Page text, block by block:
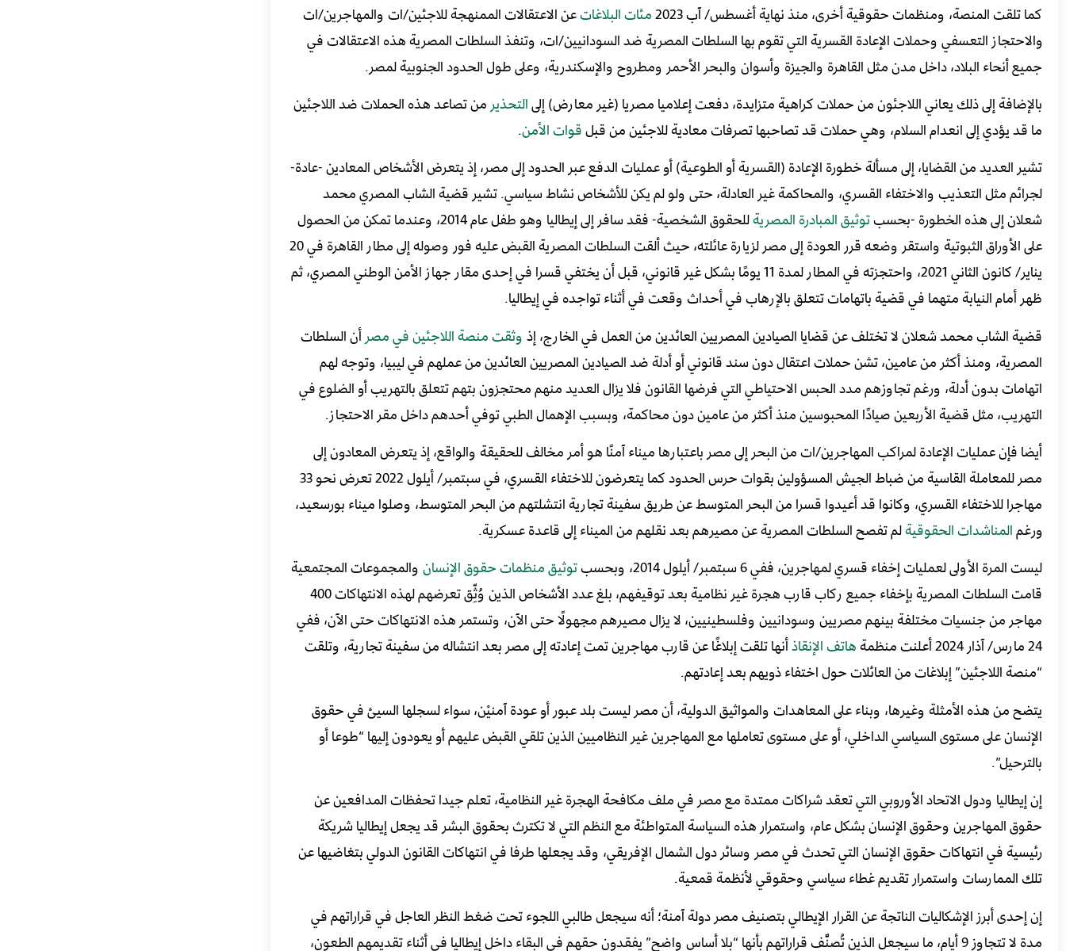
كما تلقت المنصة، ومنظمات حقوقية أخرى، منذ نهاية أغسطس/ آب 2023
مئات البلاغاتعن الاعتقالات الممنهجة للاجئين/ات والمهاجرين/ات
والاحتجاز التعسفي وحملات الإعادة القسرية التي تقوم بها السلطات المصرية ضد السودانيين/ات، وتنفذ السلطات المصرية هذه الاعتقالات في
جميع أنحاء البلاد، داخل مدن مثل القاهرة والجيزة وأسوان والبحر الأحمر ومطروح والإسكندرية، وعلى طول الحدود الجنوبية لمصر.
بالإضافة إلى ذلك يعاني اللاجئون من حملات كراهية متزايدة، دفعت إعلاميا مصريا (غير معارض) إلىالتحذيرمن تصاعد هذه الحملات ضد اللاجئين
ما قد يؤدي إلى انعدام السلام، وهي حملات قد تصاحبها تصرفات معادية للاجئين من قبلقوات الأمن.
تشير العديد من القضايا، إلى مسألة خطورة الإعادة (القسرية أو الطوعية) أو عمليات الدفع عبر الحدود إلى مصر، إذ يتعرض الأشخاص المعادين -عادة-
لجرائم مثل التعذيب والاختفاء القسري، والمحاكمة غير العادلة، حتى ولو لم يكن للأشخاص نشاط سياسي. تشير قضية الشاب المصري محمد
شعلان إلى هذه الخطورة -بحسبتوثيق المبادرة المصرية
للحقوق الشخصية- فقد سافر إلى إيطاليا وهو طفل عام 2014، وعندما تمكن من الحصول
على الأوراق الثبوتية واستقر وضعه قرر العودة إلى مصر لزيارة عائلته، حيث ألقت السلطات المصرية القبض عليه فور وصوله إلى مطار القاهرة في 20
يناير/ كانون الثاني 2021، واحتجزته في المطار لمدة 11 يومًا بشكل غير قانوني، قبل أن يختفي قسرا في إحدى مقار جهاز الأمن الوطني المصري، ثم
ظهر أمام النيابة متهما في قضية باتهامات تتعلق بالإرهاب في أحداث وقعت في أثناء تواجده في إيطاليا.
قضية الشاب محمد شعلان لا تختلف عن قضايا الصيادين المصريين العائدين من العمل في الخارج، إذوثقت منصة اللاجئين في مصرأن السلطات
المصرية، ومنذ أكثر من عامين، تشن حملات اعتقال دون سند قانوني أو أدلة ضد الصيادين المصريين العائدين من عملهم في ليبيا، وتوجه لهم
اتهامات بدون أدلة، ورغم تجاوزهم مدد الحبس الاحتياطي التي فرضها القانون فلا يزال العديد منهم محتجزون بتهم تتعلق بالتهريب أو الضلوع في
التهريب، مثل قضية الأربعين صيادًا المحبوسين منذ أكثر من عامين دون محاكمة، وبسبب الإهمال الطبي توفي أحدهم داخل مقر الاحتجاز.
أيضا فإن عمليات الإعادة لمراكب المهاجرين/ات من البحر إلى مصر باعتبارها ميناء آمنًا هو أمر مخالف للحقيقة والواقع، إذ يتعرض المعادون إلى
مصر للمعاملة القاسية من ضباط الجيش المسؤولين بقوات حرس الحدود كما يتعرضون للاختفاء القسري، في سبتمبر/ أيلول 2022 تعرض نحو 33
مهاجرا للاختفاء القسري، وكانوا قد أعيدوا قسرا من البحر المتوسط عن طريق سفينة تجارية انتشلتهم من البحر المتوسط، وصلوا ميناء بورسعيد،
ورغمالمناشدات الحقوقيةلم تفصح السلطات المصرية عن مصيرهم بعد نقلهم من الميناء إلى قاعدة عسكرية.
ليست المرة الأولى لعمليات إخفاء قسري لمهاجرين، ففي 6 سبتمبر/ أيلول 2014، وبحسب
توثيق منظمات حقوق الإنسانوالمجموعات المجتمعية
قامت السلطات المصرية بإخفاء جميع ركاب قارب هجرة غير نظامية بعد توقيفهم، بلغ عدد الأشخاص الذين وُثِّق تعرضهم لهذه الانتهاكات 400
مهاجر من جنسيات مختلفة بينهم مصريين وسودانيين وفلسطينيين، لا يزال مصيرهم مجهولًا حتى الآن، وتستمر هذه الانتهاكات حتى الآن، ففي
24 مارس/ آذار 2024 أعلنت منظمة
هاتف الإنقاذأنها تلقت إبلاغًا عن قارب مهاجرين تمت إعادته إلى مصر بعد انتشاله من سفينة تجارية، وتلقت
“منصة اللاجئين” إبلاغات من العائلات حول اختفاء ذويهم بعد إعادتهم.
يتضح من هذه الأمثلة وغيرها، وبناء على المعاهدات والمواثيق الدولية، أن مصر ليست بلد عبور أو عودة آمنيْن، سواء لسجلها السيئ في حقوق
الإنسان على مستوى السياسي الداخلي، أو على مستوى تعاملها مع المهاجرين غير النظاميين الذين تلقي القبض عليهم أو يعودون إليها “طوعا أو
بالترحيل”.
إن إيطاليا ودول الاتحاد الأوروبي التي تعقد شراكات ممتدة مع مصر في ملف مكافحة الهجرة غير النظامية، تعلم جيدا تحفظات المدافعين عن
حقوق المهاجرين وحقوق الإنسان بشكل عام، واستمرار هذه السياسة المتواطئة مع النظم التي لا تكترث بحقوق البشر قد يجعل إيطاليا شريكة
رئيسية في انتهاكات حقوق الإنسان التي تحدث في مصر وسائر دول الشمال الإفريقي، وقد يجعلها طرفا في انتهاكات القانون الدولي بتغاضيها عن
تلك الممارسات واستمرار تقديم غطاء سياسي وحقوقي لأنظمة قمعية.
إن إحدى أبرز الإشكاليات الناتجة عن القرار الإيطالي بتصنيف مصر دولة آمنة؛ أنه سيجعل طالبي اللجوء تحت ضغط النظر العاجل في قراراتهم في
مدة لا تتجاوز 9 أيام، ما سيجعل الذين تُصنَّف قراراتهم بأنها “بلا أساس واضح” يفقدون حقهم في البقاء داخل إيطاليا في أثناء تقديمهم الطعون،